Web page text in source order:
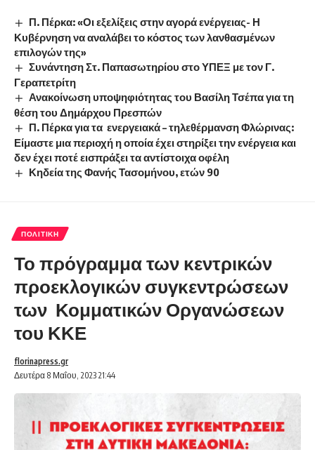
Π. Πέρκα: «Οι εξελίξεις στην αγορά ενέργειας- Η
Κυβέρνηση να αναλάβει το κόστος των λανθασμένων
επιλογών της»
Συνάντηση Στ. Παπασωτηρίου στο ΥΠΕΞ με τον Γ.
Γεραπετρίτη
Ανακοίνωση υποψηφιότητας του Βασίλη Τσέπα για τη
θέση του Δημάρχου Πρεσπών
Π. Πέρκα για τα ενεργειακά – τηλεθέρμανση Φλώρινας:
Είμαστε μια περιοχή η οποία έχει στηρίξει την ενέργεια και
δεν έχει ποτέ εισπράξει τα αντίστοιχα οφέλη
Κηδεία της Φανής Τασομήνου, ετών 90
ΠΟΛΙΤΙΚΉ
Το πρόγραμμα των κεντρικών
προεκλογικών συγκεντρώσεων
των Κομματικών Οργανώσεων
του ΚΚΕ
Δευτέρα 8 Μαΐου, 2023 21:44
florinapress.gr